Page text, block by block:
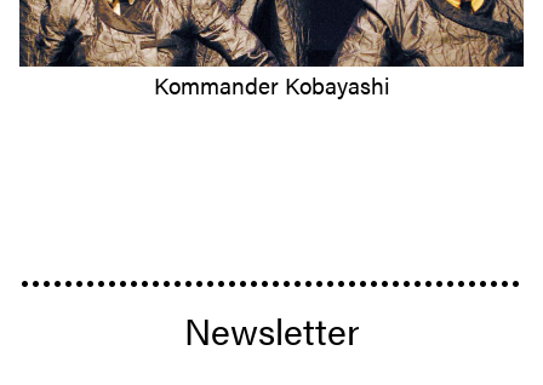
Kommander Kobayashi
Newsletter